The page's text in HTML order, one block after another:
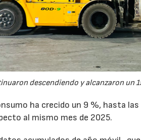
descendiendo y alcanzaron un
ha crecido un 9 %, hasta
al mismo mes de 2025.